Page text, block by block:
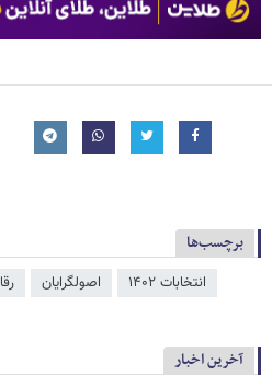
برچسب‌ها
انتخابات ۱۴۰۲ اصولگرایان
آخرین اخبار